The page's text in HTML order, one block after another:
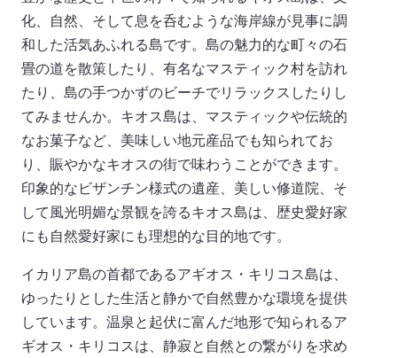
化、自然、そして息を呑むような海岸線が見事に調
和した活気あふれる島です。島の魅力的な町々の石
畳の道を散策したり、有名なマスティック村を訪れ
たり、島の手つかずのビーチでリラックスしたりし
てみませんか。キオス島は、マスティックや伝統的
なお菓子など、美味しい地元産品でも知られてお
り、賑やかなキオスの街で味わうことができます。
印象的なビザンチン様式の遺産、美しい修道院、そ
して風光明媚な景観を誇るキオス島は、歴史愛好家
にも自然愛好家にも理想的な目的地です。
イカリア島の首都であるアギオス・キリコス島は、
ゆったりとした生活と静かで自然豊かな環境を提供
しています。温泉と起伏に富んだ地形で知られるア
ギオス・キリコスは、静寂と自然との繋がりを求め